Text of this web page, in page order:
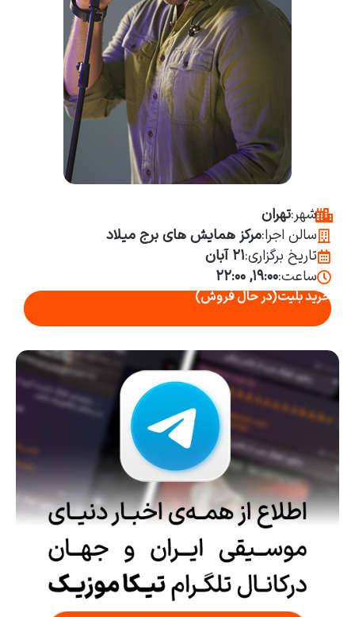
شهر:تهران
سالن اجرا:مرکز همایش های برج میلاد
تاریخ برگزاری:۲۱ آبان
ساعت:۱۹:۰۰, ۲۲:۰۰
خرید بلیت(در حال فروش)